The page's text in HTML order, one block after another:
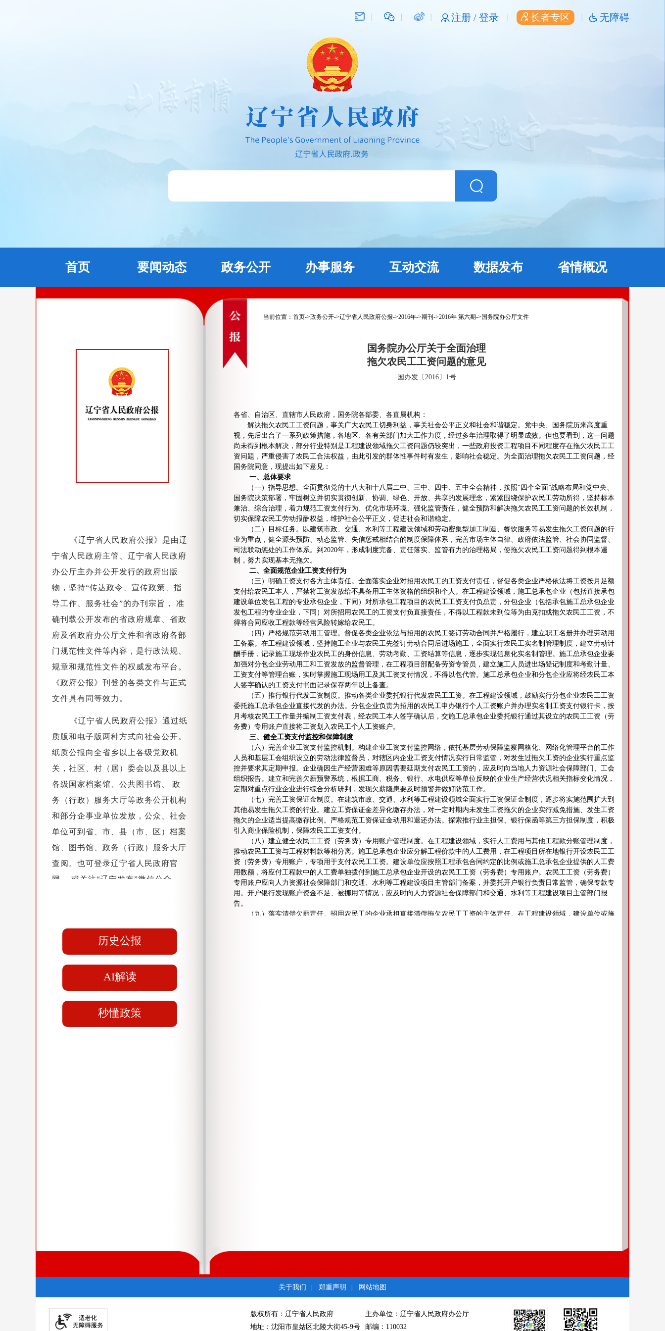
注册 / 登录 长者专区 无障碍
首页 要闻动态 政务公开 办事服务 互动交流 数据发布 省情概况
《辽宁省人民政府公报》是由辽
宁省人民政府主管、辽宁省人民政府
办公厅主办并公开发行的政府出版
物，坚持“传达政令、宣传政策、指
导工作、服务社会”的办刊宗旨， 准
确刊载公开发布的省政府规章、省政
府及省政府办公厅文件和省政府各部
门规范性文件等内容，是行政法规、
规章和规范性文件的权威发布平台。
《政府公报》刊登的各类文件与正式
文件具有同等效力。
《辽宁省人民政府公报》通过纸
质版和电子版两种方式向社会公开。
纸质公报向全省乡以上各级党政机
关，社区、村（居）委会以及县以上
各级国家档案馆、公共图书馆、 政
务（行政）服务大厅等政务公开机构
和部分企事业单位发放，公众、社会
单位可到省、市、县（市、区）档案
馆、图书馆、政务（行政）服务大厅
查阅。也可登录辽宁省人民政府官
网， 或关注“辽宁发布”微信公众
历史公报
AI解读
秒懂政策
当前位置： 首页->政务公开->辽宁省人民政府公报->2016年->期刊 ->2016年 第六期-> 国务院办公厅文件
国务院办公厅关于全面治理
拖欠农民工工资问题的意见
国办发〔2016〕1号
各省、自治区、直辖市人民政府，国务院各部委、各直属机构：
解决拖欠农民工工资问题，事关广大农民工切身利益，事关社会公平正义和社会和谐稳定。党中央、国务院历来高度重
视，先后出台了一系列政策措施，各地区、各有关部门加大工作力度，经过多年治理取得了明显成效。但也要看到，这一问题
尚未得到根本解决，部分行业特别是工程建设领域拖欠工资问题仍较突出，一些政府投资工程项目不同程度存在拖欠农民工工
资问题，严重侵害了农民工合法权益，由此引发的群体性事件时有发生，影响社会稳定。为全面治理拖欠农民工工资问题，经
国务院同意，现提出如下意见：
一、总体要求
（一）指导思想。全面贯彻党的十八大和十八届二中、三中、四中、五中全会精神，按照“四个全面”战略布局和党中央、
国务院决策部署，牢固树立并切实贯彻创新、协调、绿色、开放、共享的发展理念，紧紧围绕保护农民工劳动所得，坚持标本
兼治、综合治理，着力规范工资支付行为、优化市场环境、强化监管责任，健全预防和解决拖欠农民工工资问题的长效机制，
切实保障农民工劳动报酬权益，维护社会公平正义，促进社会和谐稳定。
（二）目标任务。以建筑市政、交通、水利等工程建设领域和劳动密集型加工制造、餐饮服务等易发生拖欠工资问题的行
业为重点，健全源头预防、动态监管、失信惩戒相结合的制度保障体系，完善市场主体自律、政府依法监管、社会协同监督、
司法联动惩处的工作体系。到2020年，形成制度完备、责任落实、监管有力的治理格局，使拖欠农民工工资问题得到根本遏
制，努力实现基本无拖欠。
二、全面规范企业工资支付行为
（三）明确工资支付各方主体责任。全面落实企业对招用农民工的工资支付责任，督促各类企业严格依法将工资按月足额
支付给农民工本人，严禁将工资发放给不具备用工主体资格的组织和个人。在工程建设领域，施工总承包企业（包括直接承包
建设单位发包工程的专业承包企业，下同）对所承包工程项目的农民工工资支付负总责，分包企业（包括承包施工总承包企业
发包工程的专业企业，下同）对所招用农民工的工资支付负直接责任，不得以工程款未到位等为由克扣或拖欠农民工工资，不
得将合同应收工程款等经营风险转嫁给农民工。
（四）严格规范劳动用工管理。督促各类企业依法与招用的农民工签订劳动合同并严格履行，建立职工名册并办理劳动用
工备案。在工程建设领域，坚持施工企业与农民工先签订劳动合同后进场施工，全面实行农民工实名制管理制度，建立劳动计
酬手册，记录施工现场作业农民工的身份信息、劳动考勤、工资结算等信息，逐步实现信息化实名制管理。施工总承包企业要
加强对分包企业劳动用工和工资发放的监督管理，在工程项目部配备劳资专管员，建立施工人员进出场登记制度和考勤计量、
工资支付等管理台账，实时掌握施工现场用工及其工资支付情况，不得以包代管。施工总承包企业和分包企业应将经农民工本
人签字确认的工资支付书面记录保存两年以上备查。
（五）推行银行代发工资制度。推动各类企业委托银行代发农民工工资。在工程建设领域，鼓励实行分包企业农民工工资
委托施工总承包企业直接代发的办法。分包企业负责为招用的农民工申办银行个人工资账户并办理实名制工资支付银行卡，按
月考核农民工工作量并编制工资支付表，经农民工本人签字确认后，交施工总承包企业委托银行通过其设立的农民工工资（劳
务费）专用账户直接将工资划入农民工个人工资账户。
三、健全工资支付监控和保障制度
（六）完善企业工资支付监控机制。构建企业工资支付监控网络，依托基层劳动保障监察网格化、网络化管理平台的工作
人员和基层工会组织设立的劳动法律监督员，对辖区内企业工资支付情况实行日常监管，对发生过拖欠工资的企业实行重点监
控并要求其定期申报。企业确因生产经营困难等原因需要延期支付农民工工资的，应及时向当地人力资源社会保障部门、工会
组织报告。建立和完善欠薪预警系统，根据工商、税务、银行、水电供应等单位反映的企业生产经营状况相关指标变化情况，
定期对重点行业企业进行综合分析研判，发现欠薪隐患要及时预警并做好防范工作。
（七）完善工资保证金制度。在建筑市政、交通、水利等工程建设领域全面实行工资保证金制度，逐步将实施范围扩大到
其他易发生拖欠工资的行业。建立工资保证金差异化缴存办法，对一定时期内未发生工资拖欠的企业实行减免措施、发生工资
拖欠的企业适当提高缴存比例。严格规范工资保证金动用和退还办法。探索推行业主担保、银行保函等第三方担保制度，积极
引入商业保险机制，保障农民工工资支付。
（八）建立健全农民工工资（劳务费）专用账户管理制度。在工程建设领域，实行人工费用与其他工程款分账管理制度，
推动农民工工资与工程材料款等相分离。施工总承包企业应分解工程价款中的人工费用，在工程项目所在地银行开设农民工工
资（劳务费）专用账户，专项用于支付农民工工资。建设单位应按照工程承包合同约定的比例或施工总承包企业提供的人工费
用数额，将应付工程款中的人工费单独拨付到施工总承包企业开设的农民工工资（劳务费）专用账户。农民工工资（劳务费）
专用账户应向人力资源社会保障部门和交通、水利等工程建设项目主管部门备案，并委托开户银行负责日常监管，确保专款专
用。开户银行发现账户资金不足、被挪用等情况，应及时向人力资源社会保障部门和交通、水利等工程建设项目主管部门报
告。
（九）落实清偿欠薪责任。招用农民工的企业承担直接清偿拖欠农民工工资的主体责任。在工程建设领域，建设单位或施
开工建设。
（十七）改革工程建设领域用工方式。加快培育建筑产业工人队伍，推进农民工组织化进程。鼓励施工企业将一部分技能
水平高的农民工招用为自有工人，不断扩大自有工人队伍。引导具备条件的劳务作业班组向专业企业发展。
（十八）实行施工现场维权信息公示制度。施工总承包企业负责在施工现场醒目位置设立维权信息告示牌，明示业主单
位、施工总承包企业及所在项目部、分包企业、行业监管部门等基本信息；明示劳动用工相关法律法规、当地最低工资标准、
关于我们 郑重声明 网站地图
版权所有：辽宁省人民政府
主办单位：辽宁省人民政府办公厅
地址：沈阳市皇姑区北陵大街45-9号
邮编：110032